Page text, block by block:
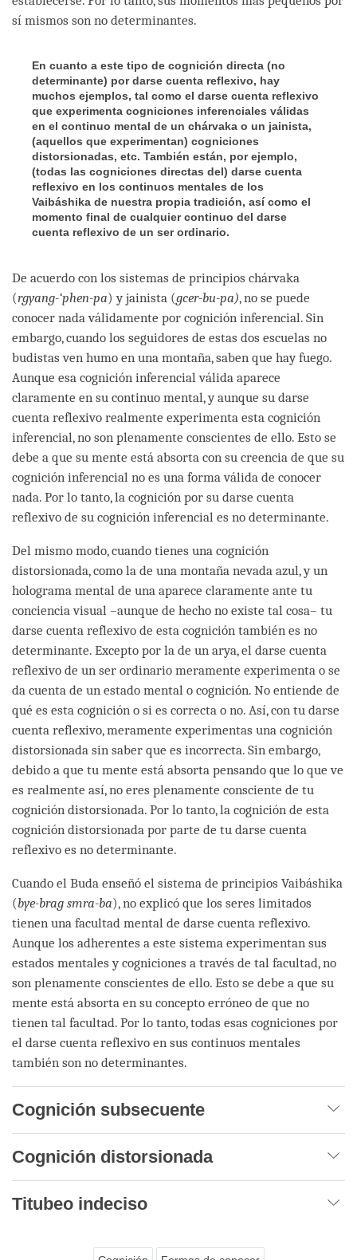
sí mismos son no determinantes.
En cuanto a este tipo de cognición directa (no
determinante) por darse cuenta reflexivo, hay
muchos ejemplos, tal como el darse cuenta reflexivo
que experimenta cogniciones inferenciales válidas
en el continuo mental de un chárvaka o un jainista,
(aquellos que experimentan) cogniciones
distorsionadas, etc. También están, por ejemplo,
(todas las cogniciones directas del) darse cuenta
reflexivo en los continuos mentales de los
Vaibáshika de nuestra propia tradición, así como el
momento final de cualquier continuo del darse
cuenta reflexivo de un ser ordinario.
De acuerdo con los sistemas de principios chárvaka
(rgyang-‘phen-pa) y jainista (gcer-bu-pa), no se puede
conocer nada válidamente por cognición inferencial. Sin
embargo, cuando los seguidores de estas dos escuelas no
budistas ven humo en una montaña, saben que hay fuego.
Aunque esa cognición inferencial válida aparece
claramente en su continuo mental, y aunque su darse
cuenta reflexivo realmente experimenta esta cognición
inferencial, no son plenamente conscientes de ello. Esto se
debe a que su mente está absorta con su creencia de que su
cognición inferencial no es una forma válida de conocer
nada. Por lo tanto, la cognición por su darse cuenta
reflexivo de su cognición inferencial es no determinante.
Del mismo modo, cuando tienes una cognición
distorsionada, como la de una montaña nevada azul, y un
holograma mental de una aparece claramente ante tu
conciencia visual –aunque de hecho no existe tal cosa– tu
darse cuenta reflexivo de esta cognición también es no
determinante. Excepto por la de un arya, el darse cuenta
reflexivo de un ser ordinario meramente experimenta o se
da cuenta de un estado mental o cognición. No entiende de
qué es esta cognición o si es correcta o no. Así, con tu darse
cuenta reflexivo, meramente experimentas una cognición
distorsionada sin saber que es incorrecta. Sin embargo,
debido a que tu mente está absorta pensando que lo que ve
es realmente así, no eres plenamente consciente de tu
cognición distorsionada. Por lo tanto, la cognición de esta
cognición distorsionada por parte de tu darse cuenta
reflexivo es no determinante.
Cuando el Buda enseñó el sistema de principios Vaibáshika
(bye-brag smra-ba), no explicó que los seres limitados
tienen una facultad mental de darse cuenta reflexivo.
Aunque los adherentes a este sistema experimentan sus
estados mentales y cogniciones a través de tal facultad, no
son plenamente conscientes de ello. Esto se debe a que su
mente está absorta en su concepto erróneo de que no
tienen tal facultad. Por lo tanto, todas esas cogniciones por
el darse cuenta reflexivo en sus continuos mentales
también son no determinantes.
Cognición subsecuente
Cognición distorsionada
Titubeo indeciso